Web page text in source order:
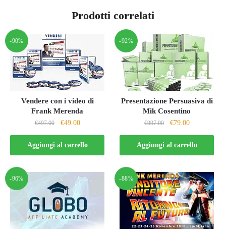
Prodotti correlati
-90%
Vendere con i video di
Frank Merenda
€497.00
Il
prezzo
originale
era:
€49.00Il
prezzo
attuale
è:
Aggiungi al carrello
-92%
Presentazione Persuasiva di
Mik Cosentino
€997.00
Il
prezzo
originale
era:
€79.00Il
prezzo
attuale
è:
Aggiungi al carrello
-96% -88%